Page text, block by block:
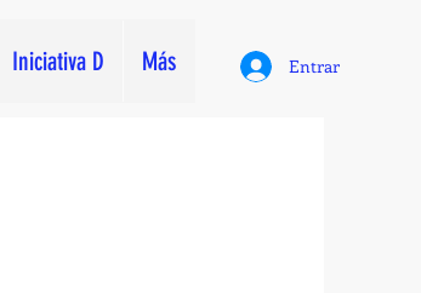
Iniciativa D Más Entrar